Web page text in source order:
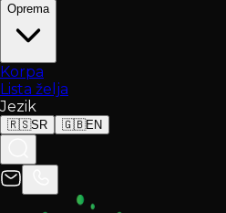
Oprema
Korpa
Lista želja
Jezik
🇷🇸SR 🇬🇧EN